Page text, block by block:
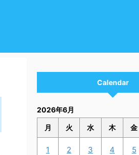
Calendar
2026年6月
月 火 水 木 金
1 2 3 4 5